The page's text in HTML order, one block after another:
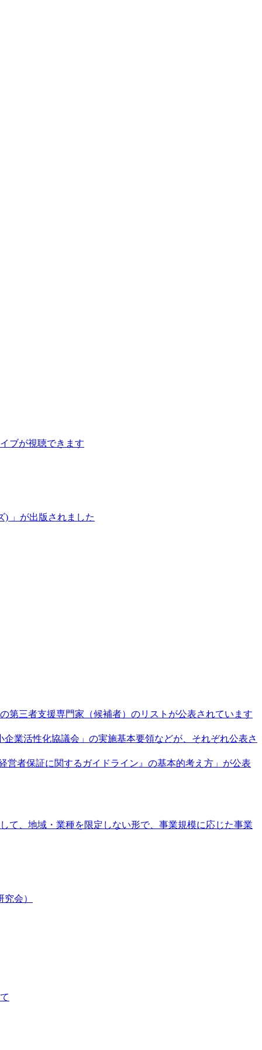
ブが視聴できます
) 」が出版されました
第三者支援専門家（候補者）のリストが公表されています
業活性化協議会」の実施基本要領などが、それぞれ公表さ
者保証に関するガイドライン』の基本的考え方」が公表
て、地域・業種を限定しない形で、事業規模に応じた事業
会）